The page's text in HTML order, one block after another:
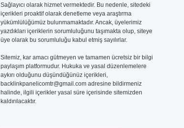
Sağlayıcı olarak hizmet vermektedir. Bu nedenle, sitedeki
içerikleri proaktif olarak denetleme veya araştırma
yükümlülüğümüz bulunmamaktadır. Ancak, üyelerimiz
yazdıkları içeriklerin sorumluluğunu taşımakta olup, siteye
üye olarak bu sorumluluğu kabul etmiş sayılırlar.
Sitemiz, kar amacı gütmeyen ve tamamen ücretsiz bir bilgi
paylaşım platformudur. Hukuka ve yasal düzenlemelere
aykırı olduğunu düşündüğünüz içerikleri,
backlinkpanelicomtr@gmail.comadresine bildirmeniz
halinde, ilgili içerikler yasal süre içerisinde sitemizden
kaldırılacaktır.